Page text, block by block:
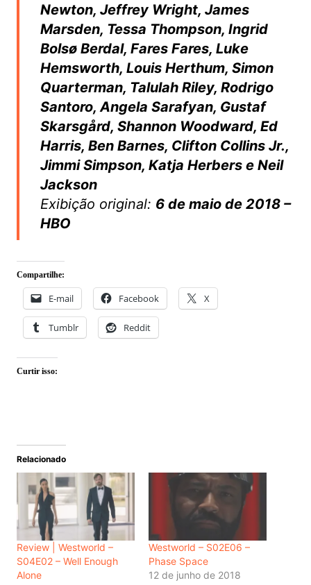
Newton, Jeffrey Wright, James
Marsden, Tessa Thompson, Ingrid
Bolsø Berdal, Fares Fares, Luke
Hemsworth, Louis Herthum, Simon
Quarterman, Talulah Riley, Rodrigo
Santoro, Angela Sarafyan, Gustaf
Skarsgård, Shannon Woodward, Ed
Harris, Ben Barnes, Clifton Collins Jr.,
Jimmi Simpson, Katja Herbers e Neil
Jackson
Exibição original: 6 de maio de 2018 –
HBO
Compartilhe:
E-mail Facebook X
Tumblr Reddit
Curtir isso:
Relacionado
Review | Westworld –
S04E02 – Well Enough
Alone
Westworld – S02E06 –
Phase Space
12 de junho de 2018